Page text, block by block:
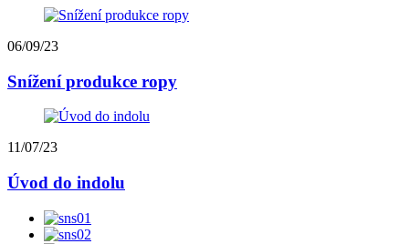
06/09/23
Snížení produkce ropy
11/07/23
Úvod do indolu